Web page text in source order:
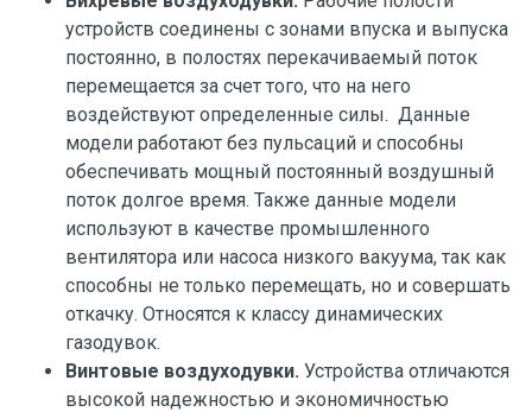
устройств соединены с зонами впуска и выпуска
постоянно, в полостях перекачиваемый поток
перемещается за счет того, что на него
воздействуют определенные силы. Данные
модели работают без пульсаций и способны
обеспечивать мощный постоянный воздушный
поток долгое время. Также данные модели
используют в качестве промышленного
вентилятора или насоса низкого вакуума, так как
способны не только перемещать, но и совершать
откачку. Относятся к классу динамических
газодувок.
Винтовые воздуходувки. Устройства отличаются
высокой надежностью и экономичностью